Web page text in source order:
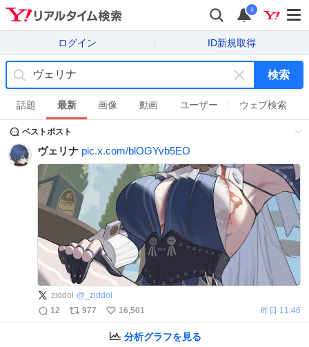
i
ログイン ID新規取得
キ
ー
ワ
を
消
す
検索
話題 最新 画像 動画 ユーザー ウェブ検索
ベストポスト
ヴェリナ pic.x.com/blOGYvb5EO
ziddol @ _ziddol
12
977 16,501 昨日 11:46
分析グラフを見る